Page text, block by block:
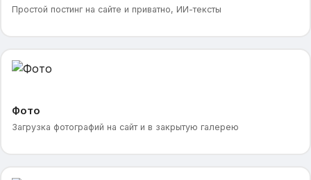
Простой постинг на сайте и приватно, ИИ-тексты
Фото
Загрузка фотографий на сайт и в закрытую галерею